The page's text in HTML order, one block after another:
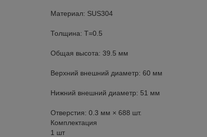
Материал: SUS304
Толщина: T=0.5
Общая высота: 39.5 мм
Верхний внешний диаметр: 60 мм
Нижний внешний диаметр: 51 мм
Отверстия: 0.3 мм × 688 шт.
Комплектация
1 шт